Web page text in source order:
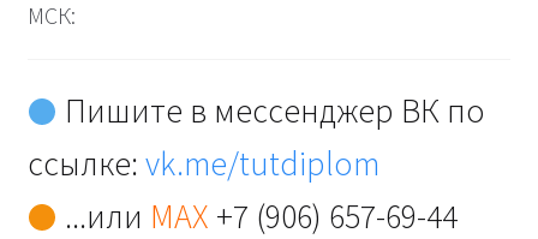
МСК:
Пишите в мессенджер ВК по
ссылке:vk.me/tutdiplom
...или MAX +7 (906) 657-69-44